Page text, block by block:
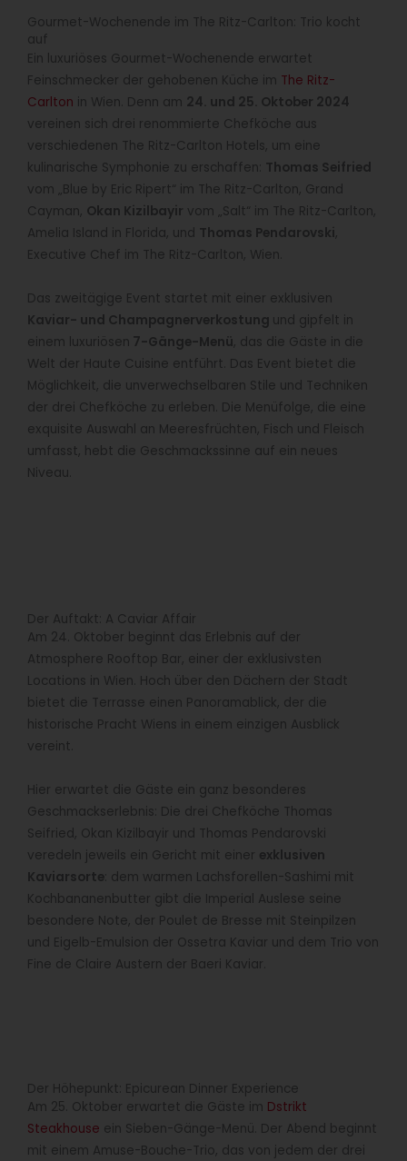
Gourmet-Wochenende im The Ritz-Carlton: Trio kocht
auf
Ein luxuriöses Gourmet-Wochenende erwartet
Feinschmecker der gehobenen Küche im The Ritz-
Carlton in Wien. Denn am 24. und 25. Oktober 2024
vereinen sich drei renommierte Chefköche aus
verschiedenen The Ritz-Carlton Hotels, um eine
kulinarische Symphonie zu erschaffen: Thomas Seifried
vom „Blue by Eric Ripert“ im The Ritz-Carlton, Grand
Cayman, Okan Kizilbayir vom „Salt“ im The Ritz-Carlton,
Amelia Island in Florida, und Thomas Pendarovski,
Executive Chef im The Ritz-Carlton, Wien.
Das zweitägige Event startet mit einer exklusiven
Kaviar- und Champagnerverkostung und gipfelt in
einem luxuriösen 7-Gänge-Menü, das die Gäste in die
Welt der Haute Cuisine entführt. Das Event bietet die
Möglichkeit, die unverwechselbaren Stile und Techniken
der drei Chefköche zu erleben. Die Menüfolge, die eine
exquisite Auswahl an Meeresfrüchten, Fisch und Fleisch
umfasst, hebt die Geschmackssinne auf ein neues
Niveau.
Der Auftakt: A Caviar Affair
Am 24. Oktober beginnt das Erlebnis auf der
Atmosphere Rooftop Bar, einer der exklusivsten
Locations in Wien. Hoch über den Dächern der Stadt
bietet die Terrasse einen Panoramablick, der die
historische Pracht Wiens in einem einzigen Ausblick
vereint.
Hier erwartet die Gäste ein ganz besonderes
Geschmackserlebnis: Die drei Chefköche Thomas
Seifried, Okan Kizilbayir und Thomas Pendarovski
veredeln jeweils ein Gericht mit einer exklusiven
Kaviarsorte : dem warmen Lachsforellen-Sashimi mit
Kochbananenbutter gibt die Imperial Auslese seine
besondere Note, der Poulet de Bresse mit Steinpilzen
und Eigelb-Emulsion der Ossetra Kaviar und dem Trio von
Fine de Claire Austern der Baeri Kaviar.
Der Höhepunkt: Epicurean Dinner Experience
Am 25. Oktober erwartet die Gäste im Dstrikt
Steakhouse ein Sieben-Gänge-Menü. Der Abend beginnt
mit einem Amuse-Bouche-Trio, das von jedem der drei